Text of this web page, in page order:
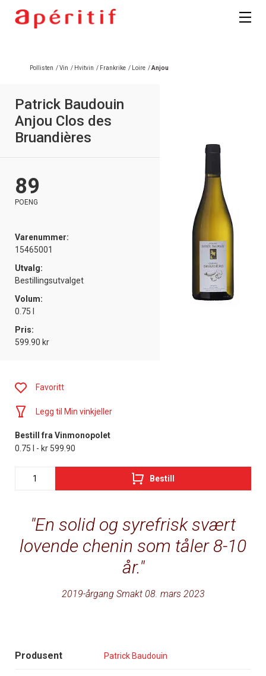
Pollisten /Vin / Hvitvin / Frankrike / Loire /Anjou
Patrick Baudouin
Anjou Clos des
Bruandières
89
POENG
Varenummer:
15465001
Utvalg:
Bestillingsutvalget
Volum:
0.75 l
Pris:
599.90 kr
En solid og syrefrisk svært
lovende chenin som tåler 8-10
år.
2019-årgang Smakt 08. mars 2023
Produsent Patrick Baudouin
Favoritt
Legg til Min vinkjeller
Bestill fra Vinmonopolet
0.75 l - kr 599.90
Bestill